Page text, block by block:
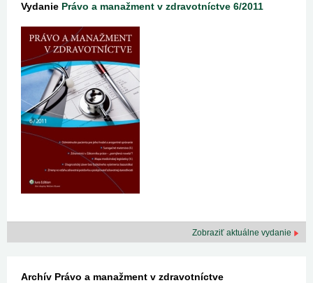
Vydanie Právo a manažment v zdravotníctve 6/2011
Zobraziť aktuálne vydanie
Archív Právo a manažment v zdravotníctve